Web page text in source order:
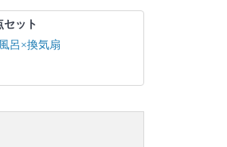
セット
呂×換気扇